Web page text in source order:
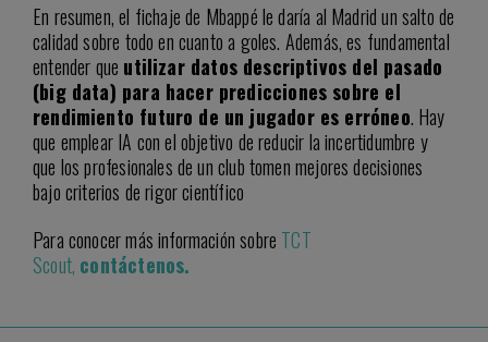
En resumen, el fichaje de Mbappé le daría al Madrid un salto de
calidad sobre todo en cuanto a goles. Además, es fundamental
entender que utilizar datos descriptivos del pasado
(big data) para hacer predicciones sobre el
rendimiento futuro de un jugador es erróneo. Hay
que emplear IA con el objetivo de reducir la incertidumbre y
que los profesionales de un club tomen mejores decisiones
bajo criterios de rigor científico
Para conocer más información sobre TCT
Scout, contáctenos.